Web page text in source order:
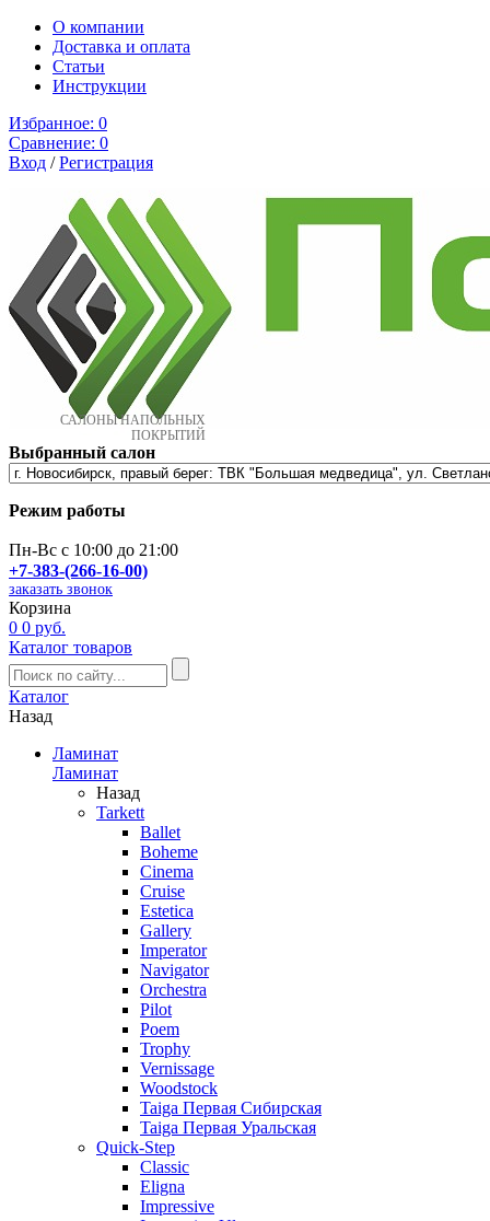
О компании
Доставка и оплата
Cтатьи
Инструкции
Избранное: 0
Сравнение: 0
Вход /Регистрация
САЛОНЫ НАПОЛЬНЫХ
ПОКРЫТИЙ
Выбранный салон
Режим работы
Пн-Вс с 10:00 до 21:00
+7-383-(266-16-00)
заказать звонок
Корзина
0 0 руб.
Каталог товаров
Каталог
Назад
Ламинат
Ламинат
Назад
Tarkett
Ballet
Boheme
Cinema
Cruise
Estetica
Gallery
Imperator
Navigator
Orchestra
Pilot
Poem
Trophy
Vernissage
Woodstock
Taiga Первая Сибирская
Taiga Первая Уральская
Quick-Step
Classic
Eligna
Impressive